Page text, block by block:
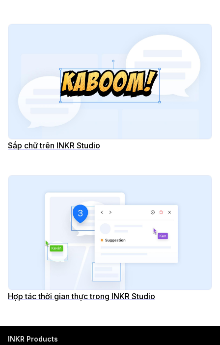
Sắp chữ trên INKR Studio
Hợp tác thời gian thực trong INKR Studio
INKR Products